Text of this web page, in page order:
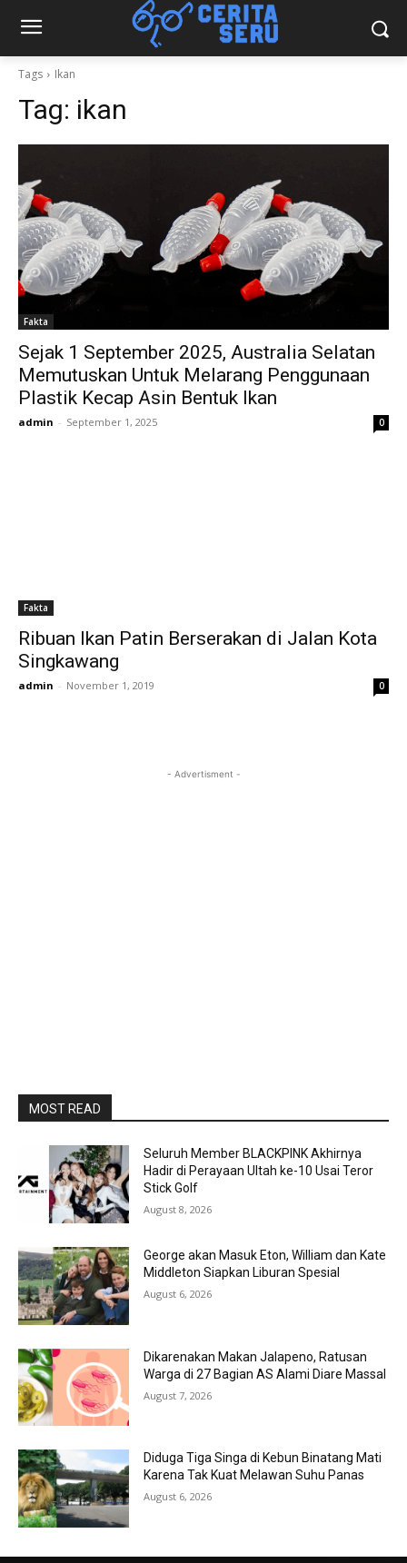
Tags Ikan
Tag: ikan
Fakta
Sejak 1 September 2025, Australia Selatan
Memutuskan Untuk Melarang Penggunaan
Plastik Kecap Asin Bentuk Ikan
admin - September 1, 2025 0
Fakta
Ribuan Ikan Patin Berserakan di Jalan Kota
Singkawang
admin - November 1, 2019 0
- Advertisment -
MOST READ
Seluruh Member BLACKPINK Akhirnya
Hadir di Perayaan Ultah ke-10 Usai Teror
Stick Golf
August 8, 2026
George akan Masuk Eton, William dan Kate
Middleton Siapkan Liburan Spesial
August 6, 2026
Dikarenakan Makan Jalapeno, Ratusan
Warga di 27 Bagian AS Alami Diare Massal
August 7, 2026
Diduga Tiga Singa di Kebun Binatang Mati
Karena Tak Kuat Melawan Suhu Panas
August 6, 2026